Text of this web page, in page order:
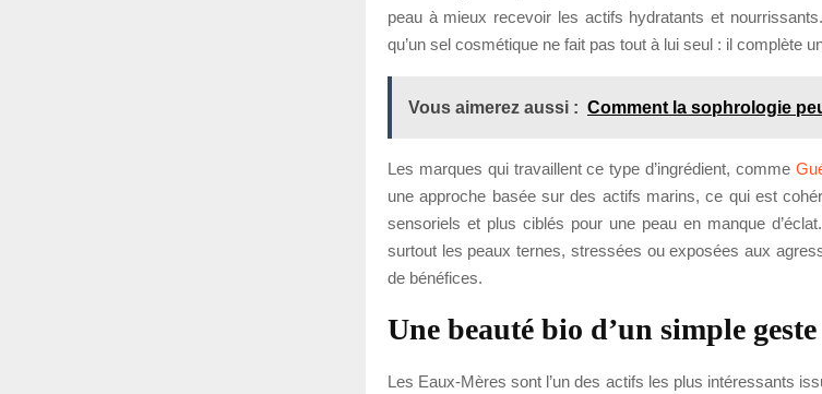
peau à mieux recevoir les actifs hydratants et
qu’un sel cosmétique ne fait pas tout à lui seul : il complète
Vous aimerez aussi : Comment la sophrologie
Les marques qui travaillent ce type d’ingrédient, comme
une approche basée sur des actifs marins, ce qui est
sensoriels et plus ciblés pour une peau en manque
surtout les peaux ternes, stressées ou exposées aux
de bénéfices.
Une beauté bio d’un simple geste
Les Eaux-Mères sont l’un des actifs les plus intéressants